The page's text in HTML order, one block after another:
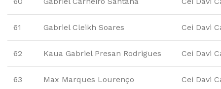
61 Gabriel Cleikh Soares Cei Davi
62 Kaua Gabriel Presan Rodrigues Cei Davi
63 Max Marques Lourenço Cei Davi